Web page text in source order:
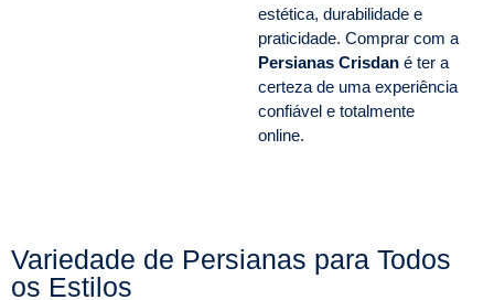
estética, durabilidade e
praticidade. Comprar com a
Persianas Crisdan é ter a
certeza de uma experiência
confiável e totalmente
online.
Variedade de Persianas para Todos
os Estilos